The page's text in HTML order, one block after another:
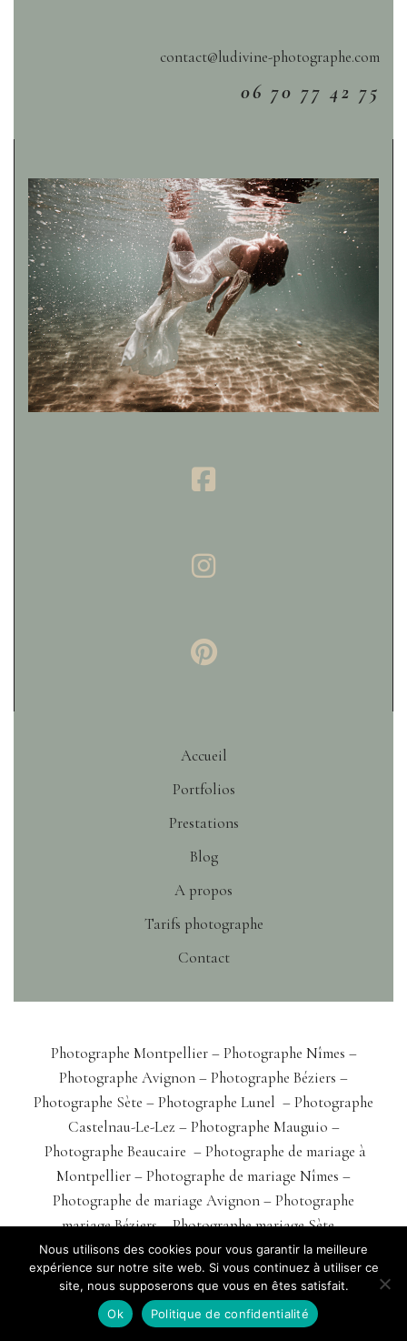
contact@ludivine-photographe.com
06 70 77 42 75
Accueil
Portfolios
Prestations
Blog
A propos
Tarifs photographe
Contact
Photographe Montpellier –Photographe Nîmes –
Photographe Avignon– Photographe Béziers –
Photographe Sète – Photographe Lunel –Photographe
Castelnau-Le-Lez – Photographe Mauguio –
Photographe Beaucaire –Photographe de mariage à
Montpellier–Photographe de mariage Nîmes –
Photographe de mariage Avignon–Photographe
mariage Béziers–Photographe mariage Sète–
Photographe mariage Lunel–Photographe mariage Alès
–Photographe mariage Arles –Photographe mariage
Cavaillon–Photographe entreprise Montpellier
Photographe entreprise Nîmes–Photographe entreprise
Nous utilisons des cookies pour vous garantir la meilleure
expérience sur notre site web. Si vous continuez à utiliser ce
site, nous supposerons que vous en êtes satisfait.
Ok
Politique de confidentialité